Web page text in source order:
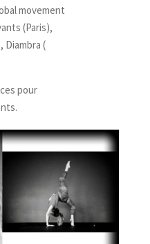
movement
(Paris),
Diambra (
pour